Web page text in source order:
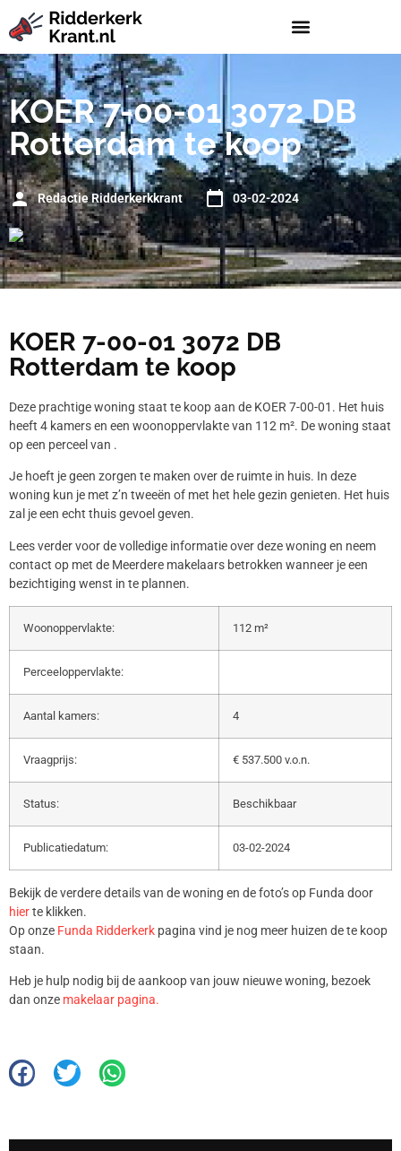
KOER 7-00-01 3072 DB
Rotterdam te koop
Redactie Ridderkerkkrant 03-02-2024
KOER 7-00-01 3072 DB
Rotterdam te koop
Deze prachtige woning staat te koop aan de KOER 7-00-01. Het huis
heeft 4 kamers en een woonoppervlakte van 112 m². De woning staat
op een perceel van .
Je hoeft je geen zorgen te maken over de ruimte in huis. In deze
woning kun je met z’n tweeën of met het hele gezin genieten. Het huis
zal je een echt thuis gevoel geven.
Lees verder voor de volledige informatie over deze woning en neem
contact op met de Meerdere makelaars betrokken wanneer je een
bezichtiging wenst in te plannen.
Woonoppervlakte: 112 m²
Perceeloppervlakte:
Aantal kamers: 4
Vraagprijs: € 537.500 v.o.n.
Status: Beschikbaar
Publicatiedatum: 03-02-2024
Bekijk de verdere details van de woning en de foto’s op Funda door
hierte klikken.
Op onze Funda Ridderkerk pagina vind je nog meer huizen de te koop
staan.
Heb je hulp nodig bij de aankoop van jouw nieuwe woning, bezoek
dan onze makelaar pagina.